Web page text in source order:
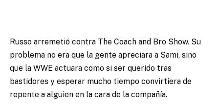
Russo arremetió contra The Coach and Bro Show. Su
problema no era que la gente apreciara a Sami, sino
que la WWE actuara como si ser querido tras
bastidores y esperar mucho tiempo convirtiera de
repente a alguien en la cara de la compañía.